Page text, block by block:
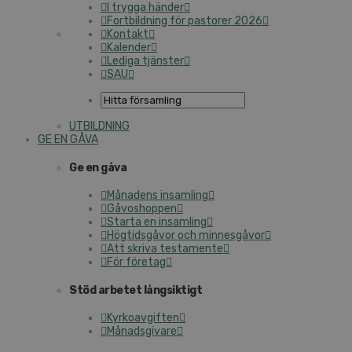
I trygga händer
Fortbildning för pastorer 2026
Kontakt
Kalender
Lediga tjänster
SAU
UTBILDNING
GE EN GÅVA
Ge en gåva
Månadens insamling
Gåvoshoppen
Starta en insamling
Högtidsgåvor och minnesgåvor
Att skriva testamente
För företag
Stöd arbetet långsiktigt
Kyrkoavgiften
Månadsgivare